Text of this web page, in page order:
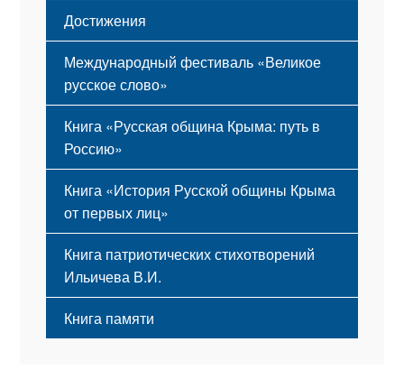
Достижения
Международный фестиваль «Великое
русское слово»
Книга «Русская община Крыма: путь в
Россию»
Книга «История Русской общины Крыма
от первых лиц»
Книга патриотических стихотворений
Ильичева В.И.
Книга памяти